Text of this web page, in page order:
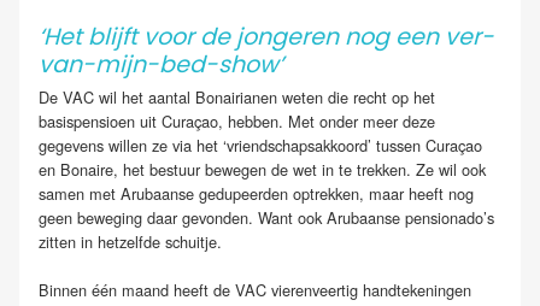
‘Het blijft voor de jongeren nog een ver-
van-mijn-bed-show’
De VAC wil het aantal Bonairianen weten die recht op het
basispensioen uit Curaçao, hebben. Met onder meer deze
gegevens willen ze via het ‘vriendschapsakkoord’ tussen Curaçao
en Bonaire, het bestuur bewegen de wet in te trekken. Ze wil ook
samen met Arubaanse gedupeerden optrekken, maar heeft nog
geen beweging daar gevonden. Want ook Arubaanse pensionado’s
zitten in hetzelfde schuitje.
Binnen één maand heeft de VAC vierenveertig handtekeningen